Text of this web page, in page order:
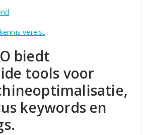
vereist
biedt
tools voor
keywords en